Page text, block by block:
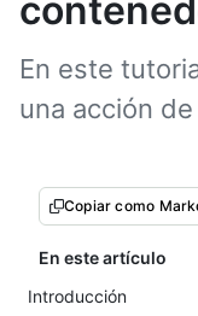
En este
una acción
Copiar como
En este artículo
Introducción